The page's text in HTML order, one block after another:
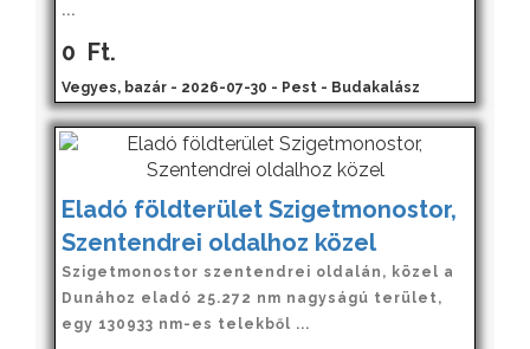
...
0 Ft.
Vegyes, bazár - 2026-07-30 - Pest - Budakalász
Eladó földterület Szigetmonostor,
Szentendrei oldalhoz közel
Szigetmonostor szentendrei oldalán, közel a
Dunához eladó 25.272 nm nagyságú terület,
egy 130933 nm-es telekből ...